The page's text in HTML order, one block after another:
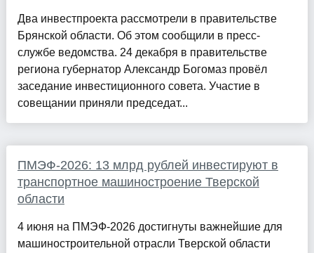
Два инвестпроекта рассмотрели в правительстве
Брянской области. Об этом сообщили в пресс-
службе ведомства. 24 декабря в правительстве
региона губернатор Александр Богомаз провёл
заседание инвестиционного совета. Участие в
совещании приняли председат...
ПМЭФ-2026: 13 млрд рублей инвестируют в
транспортное машиностроение Тверской
области
4 июня на ПМЭФ-2026 достигнуты важнейшие для
машиностроительной отрасли Тверской области